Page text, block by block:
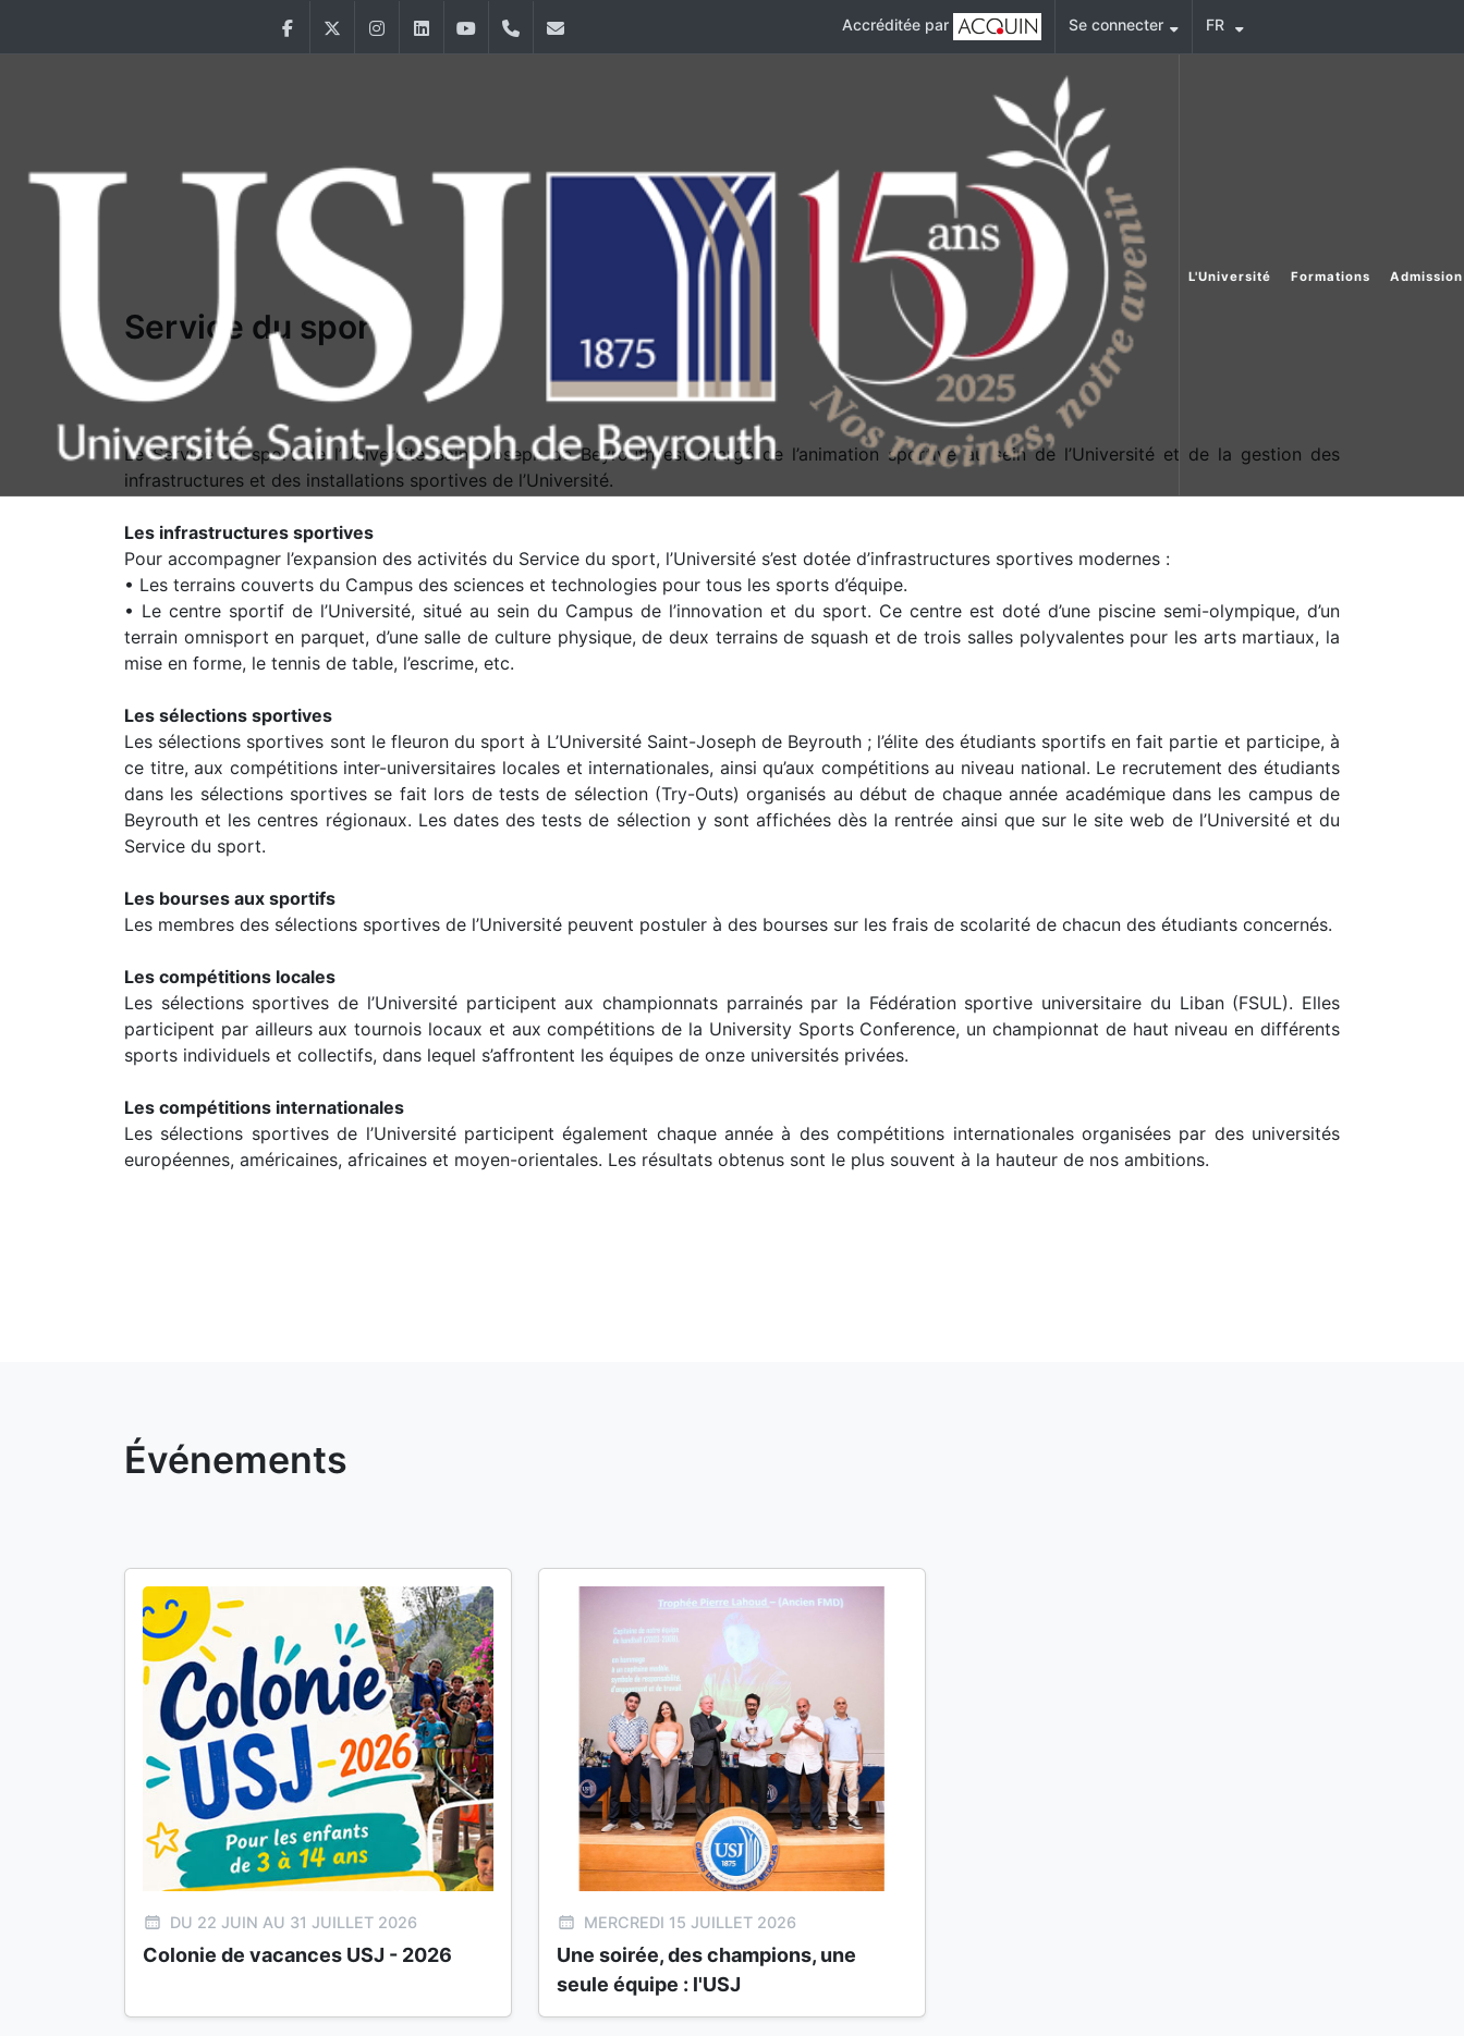
FacebookTwitter InstagramLinkedInYouTube+961 (1) 421 623 Accréditée par Se connecter FR
L'Université Formations Admission
Service du sport
Le Service du sport de l’Université Saint-Joseph de Beyrouth est chargé de l’animation sportive au sein de l’Université et de la gestion des
infrastructures et des installations sportives de l’Université.
Les infrastructures sportives
Pour accompagner l’expansion des activités du Service du sport, l’Université s’est dotée d’infrastructures sportives modernes :
• Les terrains couverts du Campus des sciences et technologies pour tous les sports d’équipe.
• Le centre sportif de l’Université, situé au sein du Campus de l’innovation et du sport. Ce centre est doté d’une piscine semi-olympique, d’un
terrain omnisport en parquet, d’une salle de culture physique, de deux terrains de squash et de trois salles polyvalentes pour les arts martiaux, la
mise en forme, le tennis de table, l’escrime, etc.
Les sélections sportives
Les sélections sportives sont le fleuron du sport à L’Université Saint-Joseph de Beyrouth ; l’élite des étudiants sportifs en fait partie et participe, à
ce titre, aux compétitions inter-universitaires locales et internationales, ainsi qu’aux compétitions au niveau national. Le recrutement des étudiants
dans les sélections sportives se fait lors de tests de sélection (Try-Outs) organisés au début de chaque année académique dans les campus de
Beyrouth et les centres régionaux. Les dates des tests de sélection y sont affichées dès la rentrée ainsi que sur le site web de l’Université et du
Service du sport.
Les bourses aux sportifs
Les membres des sélections sportives de l’Université peuvent postuler à des bourses sur les frais de scolarité de chacun des étudiants concernés.
Les compétitions locales
Les sélections sportives de l’Université participent aux championnats parrainés par la Fédération sportive universitaire du Liban (FSUL). Elles
participent par ailleurs aux tournois locaux et aux compétitions de la University Sports Conference, un championnat de haut niveau en différents
sports individuels et collectifs, dans lequel s’affrontent les équipes de onze universités privées.
Les compétitions internationales
Les sélections sportives de l’Université participent également chaque année à des compétitions internationales organisées par des universités
européennes, américaines, africaines et moyen-orientales. Les résultats obtenus sont le plus souvent à la hauteur de nos ambitions.
Événements
DU 22 JUIN AU 31 JUILLET 2026
Colonie de vacances USJ - 2026
MERCREDI 15 JUILLET 2026
Une soirée, des champions, une
seule équipe : l'USJ